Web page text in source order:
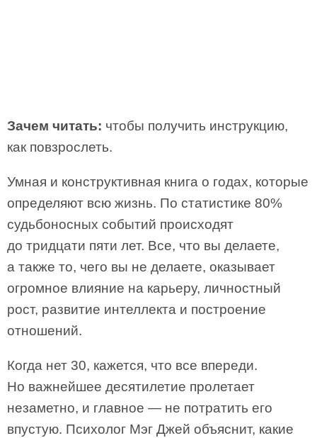
Зачем читать: чтобы получить инструкцию,
как повзрослеть.
Умная и конструктивная книга о годах, которые
определяют всю жизнь. По статистике 80%
судьбоносных событий происходят
до тридцати пяти лет. Все, что вы делаете,
а также то, чего вы не делаете, оказывает
огромное влияние на карьеру, личностный
рост, развитие интеллекта и построение
отношений.
Когда нет 30, кажется, что все впереди.
Но важнейшее десятилетие пролетает
незаметно, и главное — не потратить его
впустую. Психолог Мэг Джей объяснит, какие